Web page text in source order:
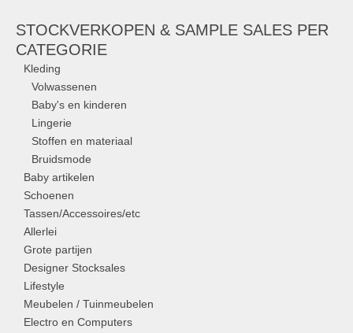
STOCKVERKOPEN & SAMPLE SALES PER
CATEGORIE
Kleding
Volwassenen
Baby's en kinderen
Lingerie
Stoffen en materiaal
Bruidsmode
Baby artikelen
Schoenen
Tassen/Accessoires/etc
Allerlei
Grote partijen
Designer Stocksales
Lifestyle
Meubelen / Tuinmeubelen
Electro en Computers